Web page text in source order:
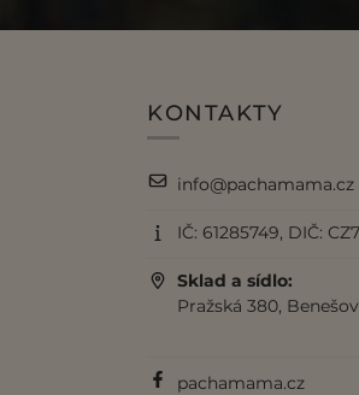
KONTAKTY
info@pachamama.cz
IČ: 61285749, DIČ:
Sklad a sídlo:
Pražská 380,
pachamama.cz